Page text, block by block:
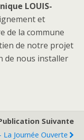
LOUIS-
et
de la commune
de notre projet
de nous installer
Suivante
La Journée Ouverte